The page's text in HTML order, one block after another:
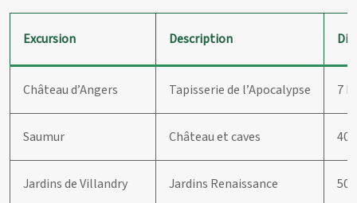
Excursion Description
Château d’Angers Tapisserie de l’Apocalypse 7
Saumur Château et caves 40
Jardins de Villandry Jardins Renaissance 50